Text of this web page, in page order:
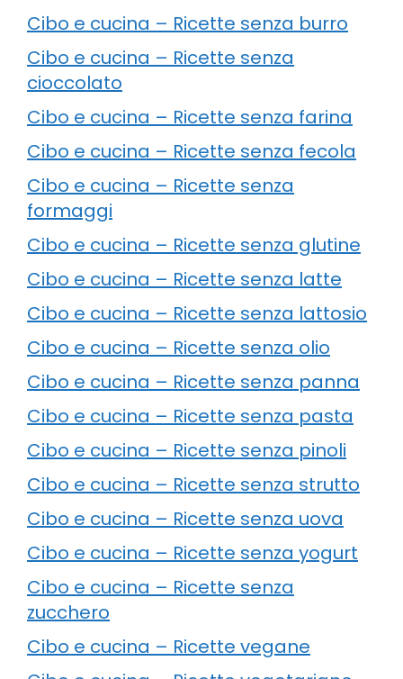
Cibo e cucina – Ricette senza burro
Cibo e cucina – Ricette senza
cioccolato
Cibo e cucina – Ricette senza farina
Cibo e cucina – Ricette senza fecola
Cibo e cucina – Ricette senza
formaggi
Cibo e cucina – Ricette senza glutine
Cibo e cucina – Ricette senza latte
Cibo e cucina – Ricette senza lattosio
Cibo e cucina – Ricette senza olio
Cibo e cucina – Ricette senza panna
Cibo e cucina – Ricette senza pasta
Cibo e cucina – Ricette senza pinoli
Cibo e cucina – Ricette senza strutto
Cibo e cucina – Ricette senza uova
Cibo e cucina – Ricette senza yogurt
Cibo e cucina – Ricette senza
zucchero
Cibo e cucina – Ricette vegane